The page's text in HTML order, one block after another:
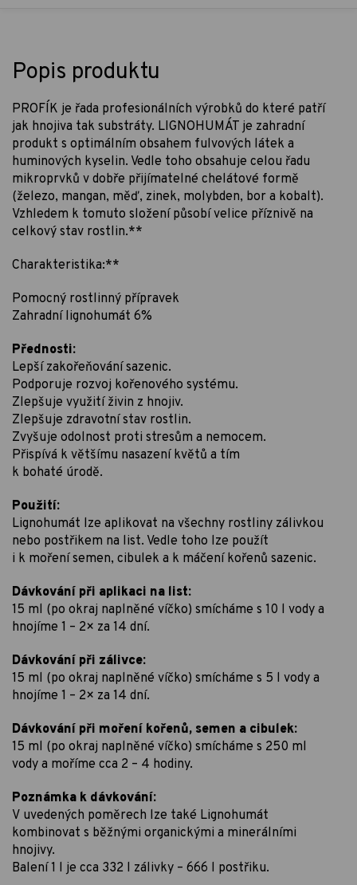
Popis produktu
PROFÍK je řada profesionálních výrobků do které patří
jak hnojiva tak substráty. LIGNOHUMÁT je zahradní
produkt s optimálním obsahem fulvových látek a
huminových kyselin. Vedle toho obsahuje celou řadu
mikroprvků v dobře přijímatelné chelátové formě
(železo, mangan, měď, zinek, molybden, bor a kobalt).
Vzhledem k tomuto složení působí velice příznivě na
celkový stav rostlin.**
Charakteristika:**
Pomocný rostlinný přípravek
Zahradní lignohumát 6%
Přednosti:
Lepší zakořeňování sazenic.
Podporuje rozvoj kořenového systému.
Zlepšuje využití živin z hnojiv.
Zlepšuje zdravotní stav rostlin.
Zvyšuje odolnost proti stresům a nemocem.
Přispívá k většímu nasazení květů a tím
k bohaté úrodě.
Použití:
Lignohumát lze aplikovat na všechny rostliny zálivkou
nebo postřikem na list. Vedle toho lze použít
i k moření semen, cibulek a k máčení kořenů sazenic.
Dávkování při aplikaci na list:
15 ml (po okraj naplněné víčko) smícháme s 10 l vody a
hnojíme 1 – 2× za 14 dní.
Dávkování při zálivce:
15 ml (po okraj naplněné víčko) smícháme s 5 l vody a
hnojíme 1 – 2× za 14 dní.
Dávkování při moření kořenů, semen a cibulek:
15 ml (po okraj naplněné víčko) smícháme s 250 ml
vody a moříme cca 2 – 4 hodiny.
Poznámka k dávkování:
V uvedených poměrech lze také Lignohumát
kombinovat s běžnými organickými a minerálními
hnojivy.
Balení 1 l je cca 332 l zálivky – 666 l postřiku.